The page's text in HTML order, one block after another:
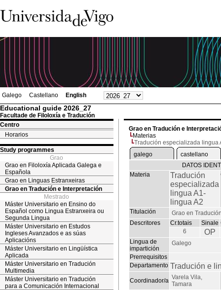
Galego Castellano English
Educational guide 2026_27
Facultade de Filoloxía e Tradución
Centro
Horarios
Study programmes
Grao
Grao en Filoloxía Aplicada Galega e
Española
Grao en Linguas Estranxeiras
Grao en Tradución e Interpretación
Mestrado
Máster Universitario en Ensino do
Español como Lingua Estranxeira ou
Segunda Lingua
Máster Universitario en Estudos
Ingleses Avanzados e as súas
Aplicacións
Máster Universitario en Lingüística
Aplicada
Máster Universitario en Tradución
Multimedia
Máster Universitario en Tradución
para a Comunicación Internacional
Grao en Tradución e
Materias
Tradución especializada lingua
galego
castellano
DATOS
Materia
Tradución
especializada
lingua A1-
lingua A2
Titulación
Grao en
Descritores
Cr.totais Sinale
6
OP
Lingua de
impartición
Galego
Prerrequisitos
Departamento Tradución e
Coordinador/a Varela Vila,
Tamara